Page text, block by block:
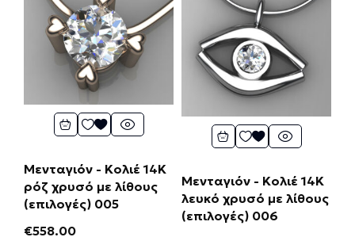
Μενταγιόν - Κολιέ 14Κ
ρόζ χρυσό με λίθους
(επιλογές) 005
€558.00
Μενταγιόν - Κολιέ 14Κ
λευκό χρυσό με λίθους
(επιλογές) 006